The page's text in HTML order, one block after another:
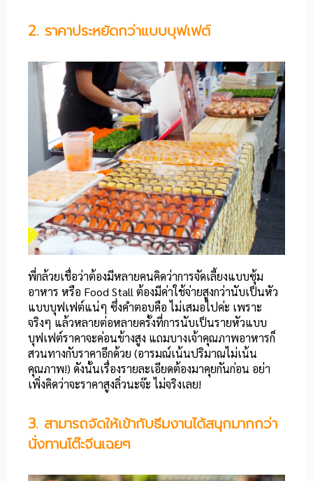
2. ราคาประหยัดกว่าแบบบุฟเฟต์
พี่กล้วยเชื่อว่าต้องมีหลายคนคิดว่าการจัดเลี้ยงแบบซุ้ม
อาหาร หรือ Food Stall ต้องมีค่าใช้จ่ายสูงกว่านับเป็นหัว
แบบบุฟเฟต์แน่ๆ ซึ่งคำตอบคือ ไม่เสมอไปค่ะ เพราะ
จริงๆ แล้วหลายต่อหลายครั้งที่การนับเป็นรายหัวแบบ
บุฟเฟต์ราคาจะค่อนข้างสูง แถมบางเจ้าคุณภาพอาหารก็
สวนทางกับราคาอีกด้วย (อารมณ์เน้นปริมาณไม่เน้น
คุณภาพ!) ดังนั้นเรื่องรายละเอียดต้องมาคุยกันก่อน อย่า
เพิ่งคิดว่าจะราคาสูงลิ่วนะจ๊ะ ไม่จริงเลย!
3. สามารถจัดให้เข้ากับธีมงานได้สนุกมากกว่า
นั่งทานโต๊ะจีนเฉยๆ